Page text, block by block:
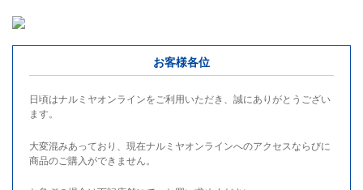
お客様各位
日頃はナルミヤオンラインをご利用いただき、誠にありがとうござい
ます。
大変混みあっており、現在ナルミヤオンラインへのアクセスならびに
商品のご購入ができません。